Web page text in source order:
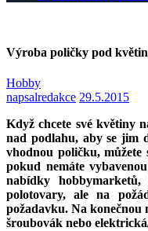
Výroba poličky pod
Hobby
napsalredakce 29.5.2015
Když chcete své květiny
nad podlahu, aby se jim
vhodnou poličku,
pokud nemáte
nabídky
polotovary, ale na
požadavku. Na konečnou
šroubovák nebo